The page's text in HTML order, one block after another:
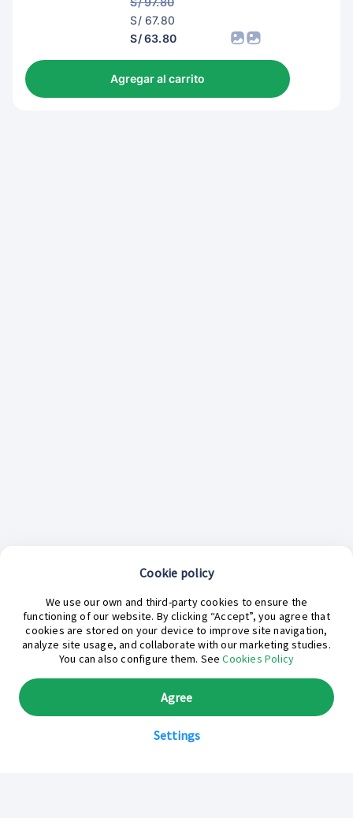
¿En qué podemos ayudarte hoy?
S/
70.80
S/ 67.80
S/ 63.80
Agregar al carrito
Cookie policy
We use our own and third-party cookies to ensure the
functioning of our website. By clicking “Accept”, you agree that
cookies are stored on your device to improve site navigation,
analyze site usage, and collaborate with our marketing studies.
You can also configure them. SeeCookies Policy
Settings
Agree